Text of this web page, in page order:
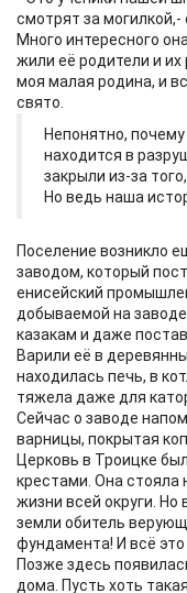
смотрят за могилкой,-
Много интересного
жили её родители и
моя малая родина, и
свято.
Непонятно,
находится в
закрыли из-за
Но ведь наша
Поселение возникло
заводом, который
енисейский
добываемой на
казакам и даже
Варили её в
находилась печь, в
тяжела даже для
Сейчас о заводе
варницы, покрытая
Церковь в Троицке
крестами. Она стояла
жизни всей округи.
земли обитель
фундамента! И всё
Позже здесь
дома. Пусть хоть